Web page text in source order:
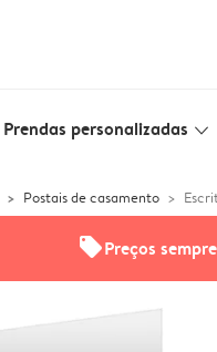
Prendas personalizadas slim_arrow_down
Postais de casamento
offersPreços